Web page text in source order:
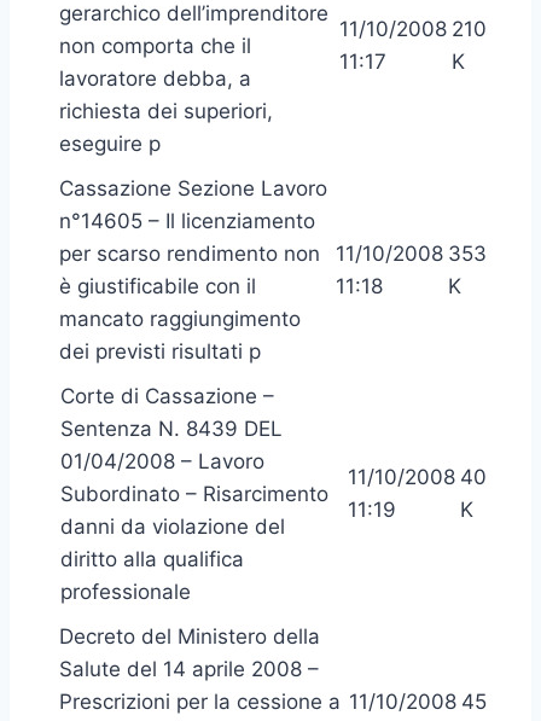
gerarchico dell’imprenditore
non comporta che il
lavoratore debba, a
richiesta dei superiori,
eseguire p
11/10/2008
11:17
210
K
Cassazione Sezione Lavoro
n°14605 – Il licenziamento
per scarso rendimento non
è giustificabile con il
mancato raggiungimento
dei previsti risultati p
11/10/2008
11:18
353
K
Corte di Cassazione –
Sentenza N. 8439 DEL
01/04/2008 – Lavoro
Subordinato – Risarcimento
danni da violazione del
diritto alla qualifica
professionale
11/10/2008
11:19
40
K
Decreto del Ministero della
Salute del 14 aprile 2008 –
Prescrizioni per la cessione a 11/10/2008 45